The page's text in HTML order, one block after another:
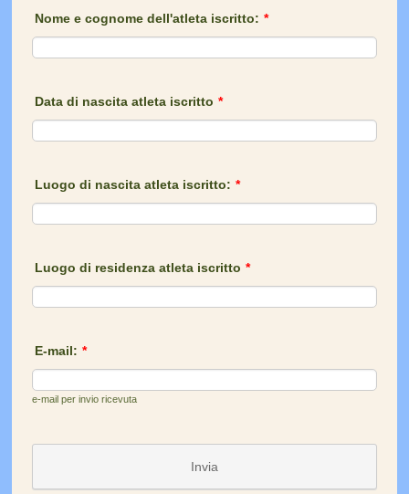
Nome e cognome dell'atleta iscritto: *
Data di nascita atleta iscritto *
Luogo di nascita atleta iscritto: *
Luogo di residenza atleta iscritto *
E-mail: *
e-mail per invio ricevuta
Invia